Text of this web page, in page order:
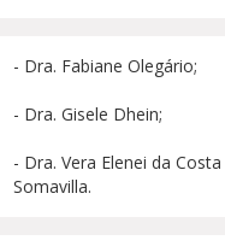
- Dra. Fabiane Olegário;
- Dra. Gisele Dhein;
- Dra. Vera Elenei da Costa
Somavilla.